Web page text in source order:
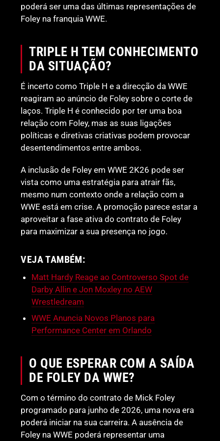
poderá ser uma das últimas representações de
Foley na franquia WWE.
TRIPLE H TEM CONHECIMENTO
DA SITUAÇÃO?
É incerto como Triple H e a direcção da WWE
reagiram ao anúncio de Foley sobre o corte de
laços. Triple H é conhecido por ter uma boa
relação com Foley, mas as suas ligações
políticas e diretivas criativas podem provocar
desentendimentos entre ambos.
A inclusão de Foley em WWE 2K26 pode ser
vista como uma estratégia para atrair fãs,
mesmo num contexto onde a relação com a
WWE está em crise. A promoção parece estar a
aproveitar a fase ativa do contrato de Foley
para maximizar a sua presença no jogo.
VEJA TAMBÉM:
Matt Hardy Reage ao Controverso Spot de
Darby Allin e Jon Moxley no AEW
Wrestledream
WWE Anuncia Novos Planos para
Performance Center em Orlando
O QUE ESPERAR COM A SAÍDA
DE FOLEY DA WWE?
Com o término do contrato de Mick Foley
programado para junho de 2026, uma nova era
poderá iniciar na sua carreira. A ausência de
Foley na WWE poderá representar uma